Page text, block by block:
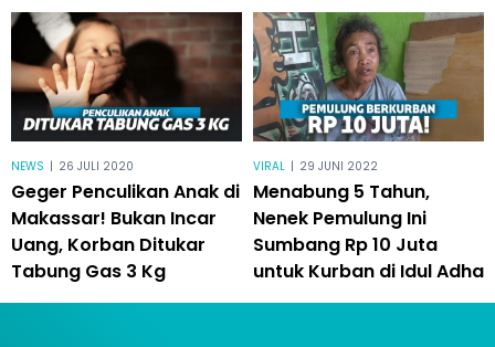
NEWS | 26 JULI 2020
Geger Penculikan Anak di
Makassar! Bukan Incar
Uang, Korban Ditukar
Tabung Gas 3 Kg
VIRAL | 29 JUNI 2022
Menabung 5 Tahun,
Nenek Pemulung Ini
Sumbang Rp 10 Juta
untuk Kurban di Idul Adha